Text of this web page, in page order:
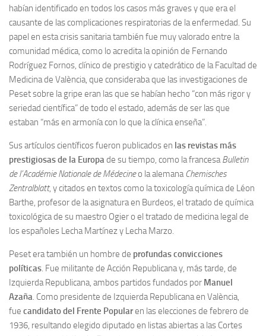
habían identificado en todos los casos más graves y que era el
causante de las complicaciones respiratorias de la enfermedad. Su
papel en esta crisis sanitaria también fue muy valorado entre la
comunidad médica, como lo acredita la opinión de Fernando
Rodríguez Fornos, clínico de prestigio y catedrático de la Facultad de
Medicina de València, que consideraba que las investigaciones de
Peset sobre la gripe eran las que se habían hecho “con más rigor y
seriedad científica” de todo el estado, además de ser las que
estaban “más en armonía con lo que la clínica enseña”.
Sus artículos científicos fueron publicados en las revistas más
prestigiosas de la Europade su tiempo, como la francesaBulletin
de l’Académie Nationale de Médecineo la alemanaChemisches
Zentralblatt, y citados en textos como la toxicología química de Léon
Barthe, profesor de la asignatura en Burdeos, el tratado de química
toxicológica de su maestro Ogier o el tratado de medicina legal de
los españoles Lecha Martínez y Lecha Marzo.
Peset era también un hombre de profundas convicciones
políticas. Fue militante de Acción Republicana y, más tarde, de
Izquierda Republicana, ambos partidos fundados por Manuel
Azaña. Como presidente de Izquierda Republicana en València,
fue candidato del Frente Popularen las elecciones de febrero de
1936, resultando elegido diputado en listas abiertas a las Cortes